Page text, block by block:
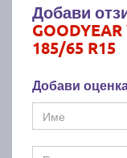
Добави
185/65 R15
Добави